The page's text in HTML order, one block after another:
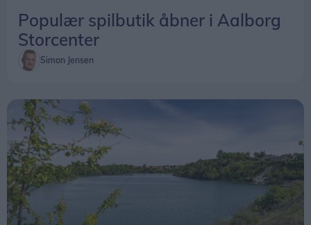
Populær spilbutik åbner i Aalborg
Storcenter
Simon Jensen